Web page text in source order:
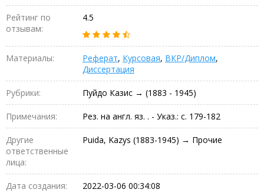
Рейтинг по
отзывам:
4.5
Материалы: Реферат, Курсовая, ВКР/Диплом,
Диссертация
Рубрики: Пуйдо Казис → (1883 - 1945)
Примечания: Рез. на англ. яз. . - Указ.: с. 179-182
Другие
ответственные
лица:
Puida, Kazys (1883-1945) → Прочие
Дата создания: 2022-03-06 00:34:08